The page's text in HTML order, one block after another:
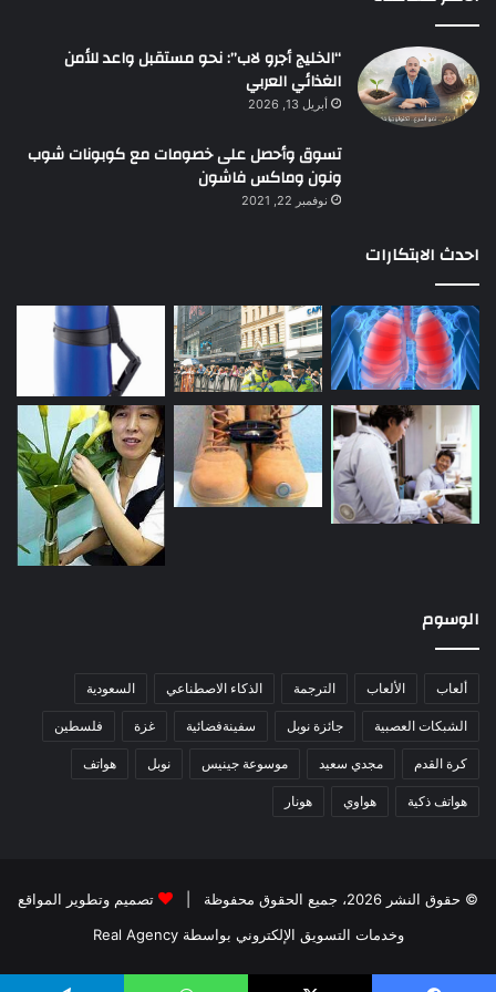
“الخليج أجرو لاب”: نحو مستقبل واعد للأمن
الغذائي العربي
أبريل 13, 2026
تسوق وأحصل على خصومات مع كوبونات شوب
ونون وماكس فاشون
نوفمبر 22, 2021
احدث الابتكارات
الوسوم
ألعاب الألعاب الترجمة الذكاء الاصطناعي السعودية
الشبكات العصبية جائزة نوبل سفينةفضائية غزة فلسطين
كرة القدم مجدي سعيد موسوعة جينيس نوبل هواتف
هواتف ذكية هواوي هونار
© حقوق النشر 2026، جميع الحقوق محفوظة |
تصميم وتطوير المواقع
وخدمات التسويق الإلكتروني بواسطة Real Agency